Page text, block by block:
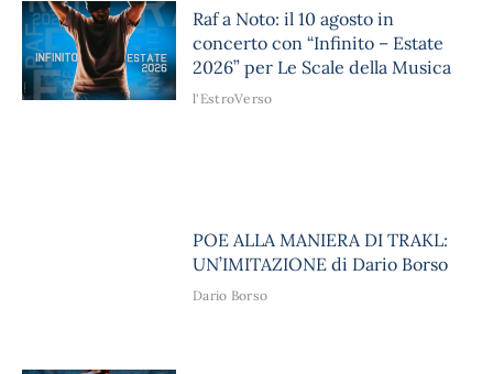
Raf a Noto: il 10 agosto in
concerto con “Infinito – Estate
2026” per Le Scale della Musica
l'EstroVerso
POE ALLA MANIERA DI TRAKL:
UN’IMITAZIONE di Dario Borso
Dario Borso